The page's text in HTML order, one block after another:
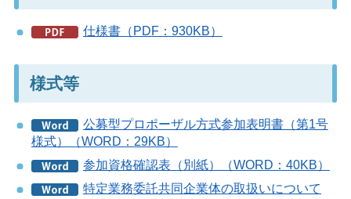
仕様書（PDF：930KB）
様式等
公募型プロポーザル方式参加表明書（第1号
様式）（WORD：29KB）
参加資格確認表（別紙）（WORD：40KB）
特定業務委託共同企業体の取扱いについて